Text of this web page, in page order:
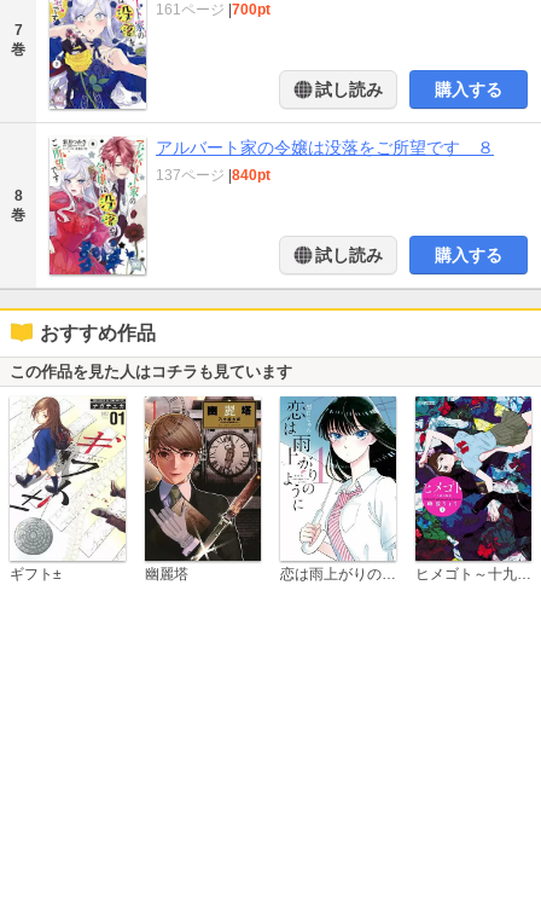
7
巻
161ページ 700pt
試し読み 購入する
8
巻
アルバート家の令嬢は没落をご所望です ８
137ページ 840pt
試し読み 購入する
おすすめ作品
この作品を見た人はコチラも見ています
ギフト± 幽麗塔 恋は雨上がりのように ヒメゴト～十九歳の制服～